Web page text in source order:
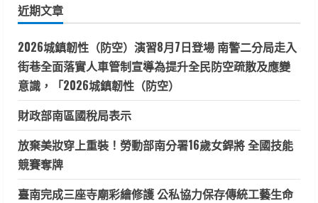
字:
近期文章
2026城鎮韌性（防空）演習8月7日登場 南警二分局走入
街巷全面落實人車管制宣導為提升全民防空疏散及應變
意識，「2026城鎮韌性（防空）
財政部南區國稅局表示
放棄美妝穿上重裝！勞動部南分署16歲女銲將 全國技能
競賽奪牌
臺南完成三座寺廟彩繪修護 公私協力保存傳統工藝生命